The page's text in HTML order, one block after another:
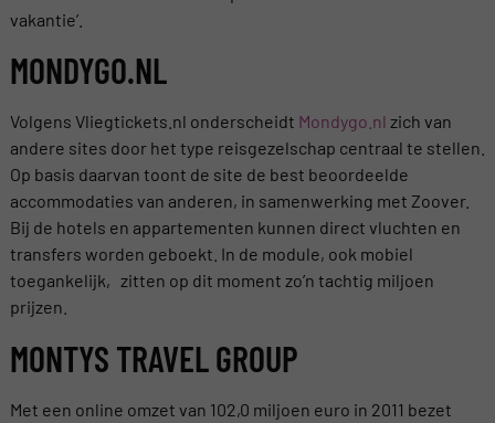
vakantie’.
MONDYGO.NL
Volgens Vliegtickets.nl onderscheidt Mondygo.nl zich van
andere sites door het type reisgezelschap centraal te stellen.
Op basis daarvan toont de site de best beoordeelde
accommodaties van anderen, in samenwerking met Zoover.
Bij de hotels en appartementen kunnen direct vluchten en
transfers worden geboekt. In de module, ook mobiel
toegankelijk, zitten op dit moment zo’n tachtig miljoen
prijzen.
MONTYS TRAVEL GROUP
Met een online omzet van 102,0 miljoen euro in 2011 bezet